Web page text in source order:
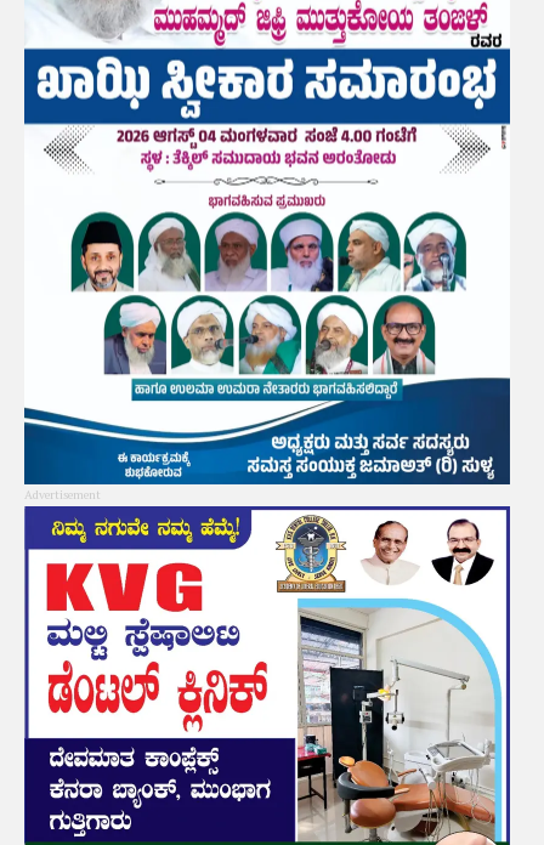
Advertisement